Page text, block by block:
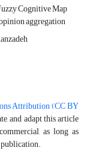
Cognitive Map
aggregation
Attribution (CC BY
and adapt this article
as long as